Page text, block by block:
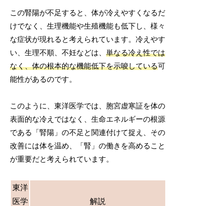
この腎陽が不足すると、体が冷えやすくなるだ
けでなく、生理機能や生殖機能も低下し、様々
な症状が現れると考えられています。冷えやす
い、生理不順、不妊などは、単なる冷え性では
なく、体の根本的な機能低下を示唆している可
能性があるのです。
このように、東洋医学では、胞宮虚寒証を体の
表面的な冷えではなく、生命エネルギーの根源
である「腎陽」の不足と関連付けて捉え、その
改善には体を温め、「腎」の働きを高めること
が重要だと考えられています。
東洋
医学
解説